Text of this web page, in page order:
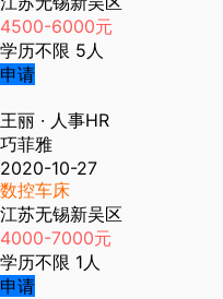
4500-6000元
学历不限 5人
申请
王丽 · 人事HR
巧菲雅
2020-10-27
数控车床
江苏无锡新吴区
4000-7000元
学历不限 1人
申请